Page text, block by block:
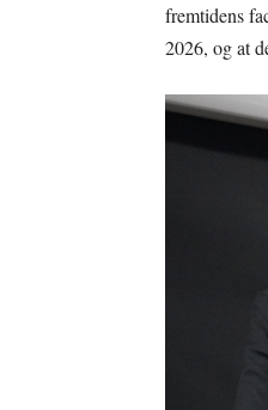
fremtidens
2026, og at